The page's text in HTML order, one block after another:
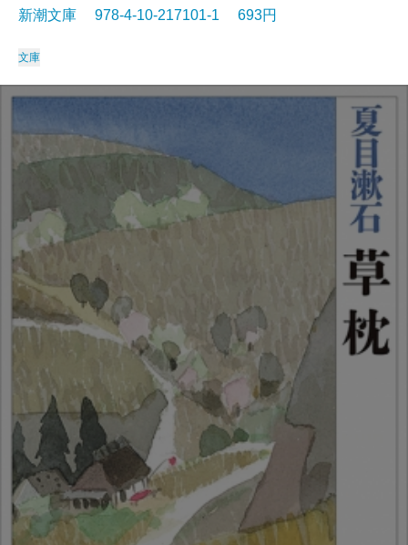
新潮文庫 978-4-10-217101-1 693円
文庫